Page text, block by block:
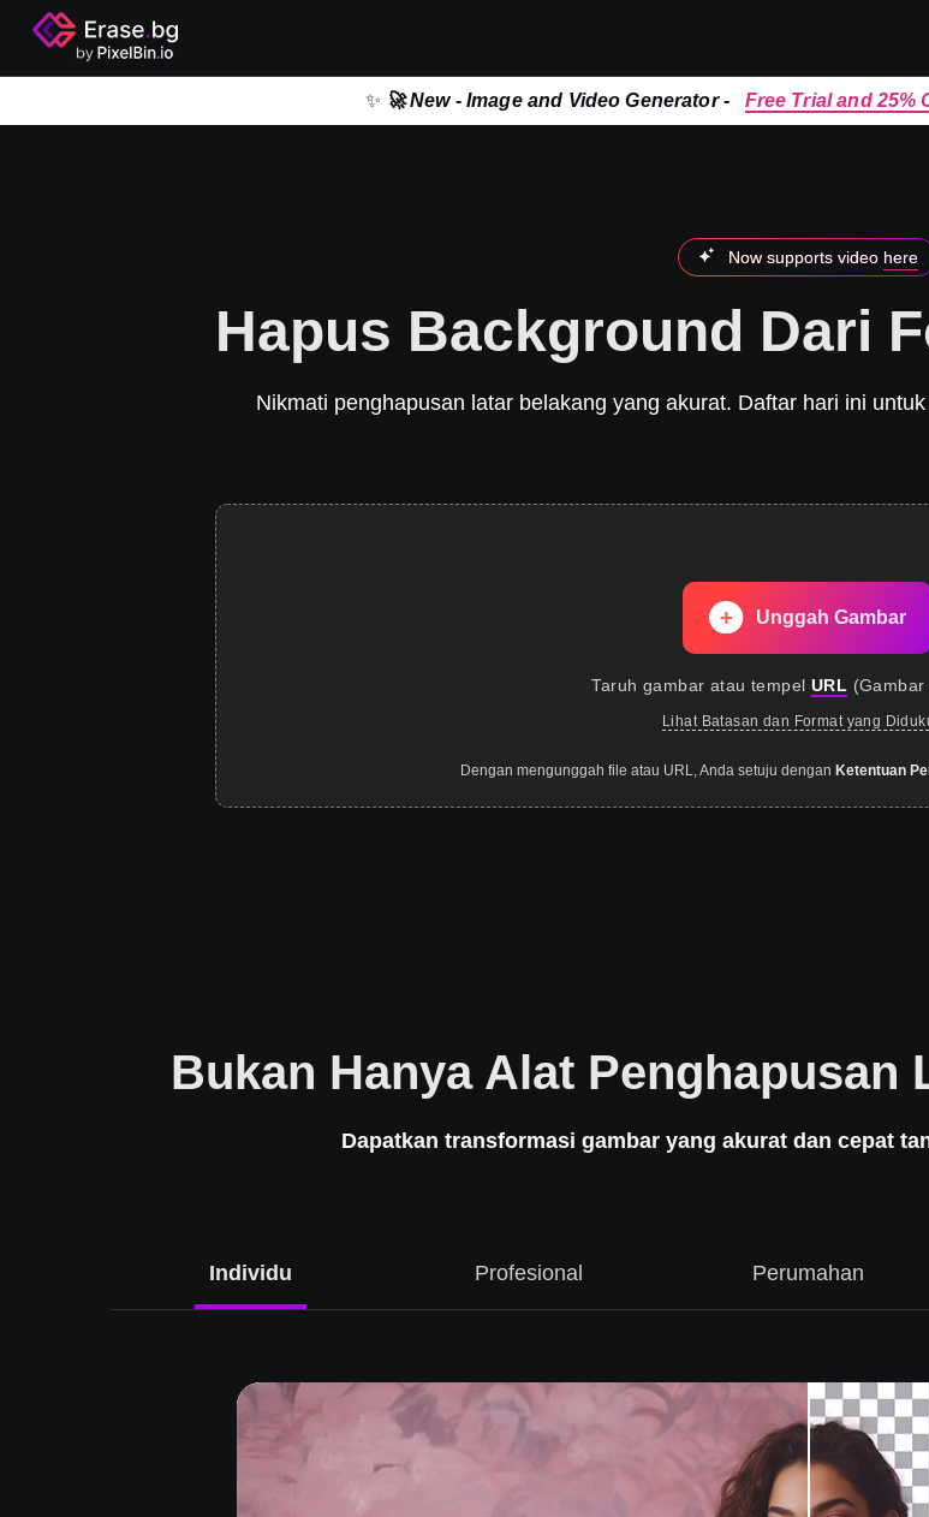
✨ 🚀 New - Image and Video Generator - Free Trial and 25%
Now supports video here
Hapus Background Dari
Nikmati penghapusan latar belakang yang akurat. Daftar hari ini
Unggah Gambar
Taruh gambar atau tempel URL (
Lihat Batasan dan Format yang
Dengan mengunggah file atau URL, Anda setuju dengan Ketentuan
Bukan Hanya Alat Penghapusan
Dapatkan transformasi gambar yang akurat dan cepat
Individu Profesional Perumahan